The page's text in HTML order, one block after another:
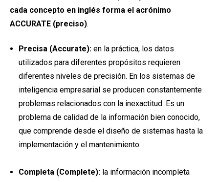
cada concepto en inglés forma el acrónimo
ACCURATE (preciso).
Precisa (Accurate):en la práctica, los datos
utilizados para diferentes propósitos requieren
diferentes niveles de precisión. En los sistemas de
inteligencia empresarial se producen constantemente
problemas relacionados con la inexactitud. Es un
problema de calidad de la información bien conocido,
que comprende desde el diseño de sistemas hasta la
implementación y el mantenimiento.
Completa (Complete): la información incompleta